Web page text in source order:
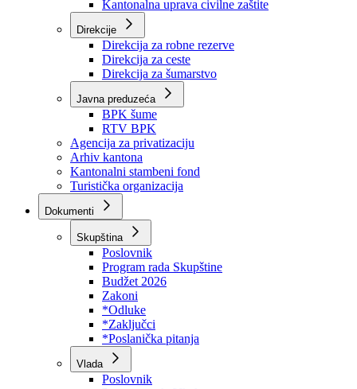
Kantonalna uprava za inspekcijske poslove
Kantonalna uprava civilne zaštite
Direkcije
Direkcija za robne rezerve
Direkcija za ceste
Direkcija za šumarstvo
Javna preduzeća
BPK šume
RTV BPK
Agencija za privatizaciju
Arhiv kantona
Kantonalni stambeni fond
Turistička organizacija
Dokumenti
Skupština
Poslovnik
Program rada Skupštine
Budžet 2026
Zakoni
*Odluke
*Zaključci
*Poslanička pitanja